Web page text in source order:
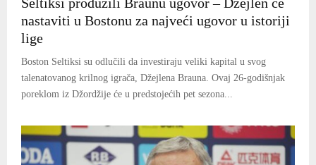
nastaviti u Bostonu za najveći ugovor u istoriji
lige
Boston Seltiksi su odlučili da investiraju veliki kapital u svog
talenatovanog krilnog igrača, Džejlena Brauna. Ovaj 26-godišnjak
poreklom iz Džordžije će u predstojećih pet sezona...